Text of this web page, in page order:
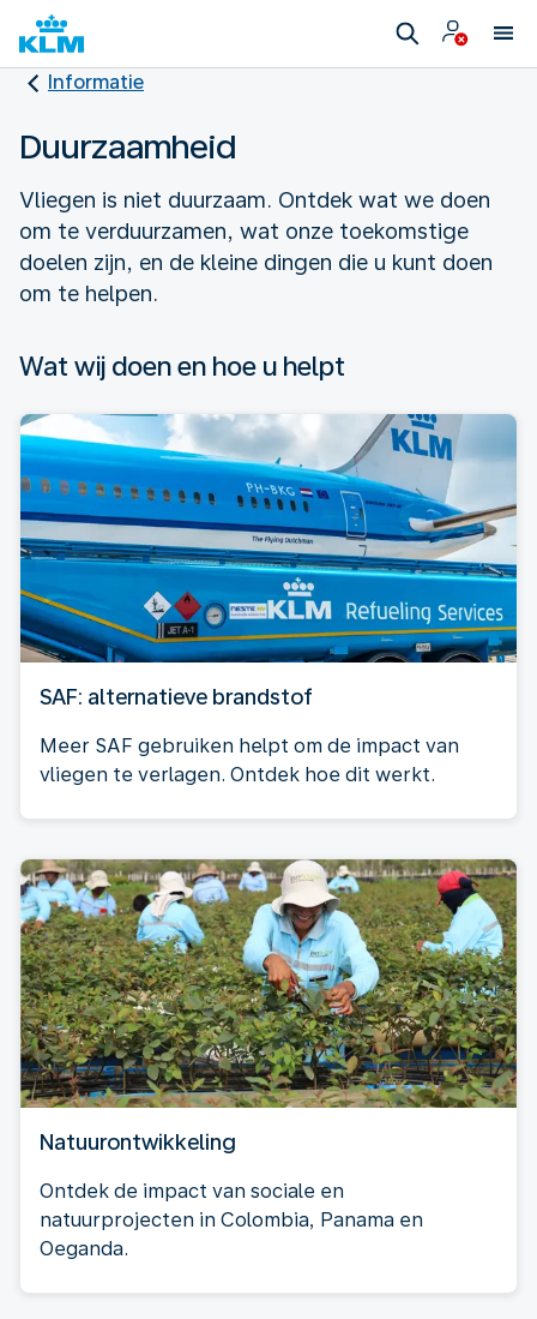
Informatie
Duurzaamheid
Vliegen is niet duurzaam. Ontdek wat we doen
om te verduurzamen, wat onze toekomstige
doelen zijn, en de kleine dingen die u kunt doen
om te helpen.
Wat wij doen en hoe u helpt
SAF: alternatieve brandstof
Meer SAF gebruiken helpt om de impact van
vliegen te verlagen. Ontdek hoe dit werkt.
Natuurontwikkeling
Ontdek de impact van sociale en
natuurprojecten in Colombia, Panama en
Oeganda.